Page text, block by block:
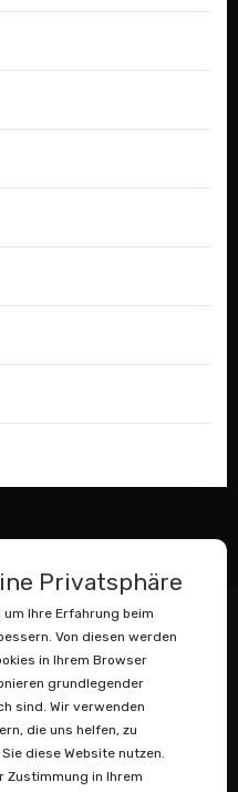
Privatsphäre
Ihre Erfahrung beim
Von diesen werden
in Ihrem Browser
grundlegender
sind. Wir verwenden
die uns helfen, zu
diese Website nutzen.
Zustimmung in Ihrem